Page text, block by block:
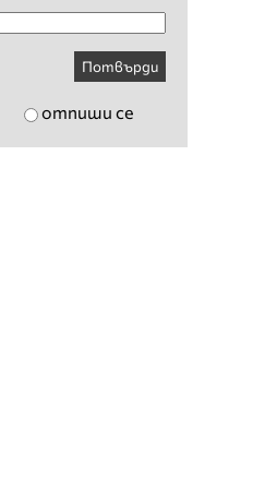
Потвърди
отпиши се